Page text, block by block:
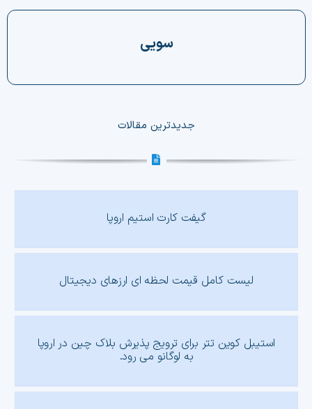
دسته‌بندی ارزها
سویی
جدیدترین مقالات
گیفت کارت استیم اروپا
لیست کامل قیمت لحظه ای ارزهای دیجیتال
استیبل کوین تتر برای ترویج پذیرش بلاک چین در اروپا
به لوگانو می رود.